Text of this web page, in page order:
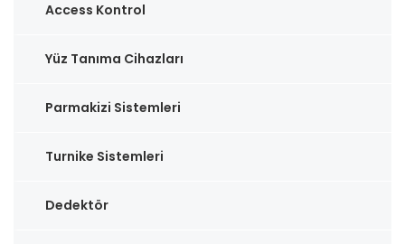
Access Kontrol
Yüz Tanıma Cihazları
Parmakizi Sistemleri
Turnike Sistemleri
Dedektör